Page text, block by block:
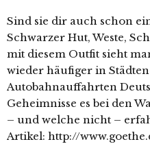
Sind sie dir auch schon
Schwarzer Hut, Weste,
mit diesem Outfit sieht
wieder häufiger in
Autobahnauffahrten
Geheimnisse es bei den
– und welche nicht –
Artikel: http://